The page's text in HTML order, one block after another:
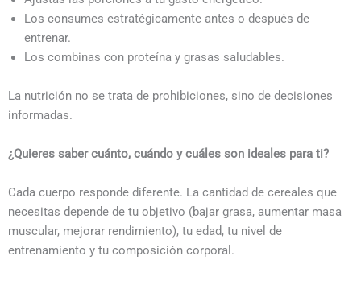
Los consumes estratégicamente antes o después de
entrenar.
Los combinas con proteína y grasas saludables.
La nutrición no se trata de prohibiciones, sino de decisiones
informadas.
¿Quieres saber cuánto, cuándo y cuáles son ideales para ti?
Cada cuerpo responde diferente. La cantidad de cereales que
necesitas depende de tu objetivo (bajar grasa, aumentar masa
muscular, mejorar rendimiento), tu edad, tu nivel de
entrenamiento y tu composición corporal.